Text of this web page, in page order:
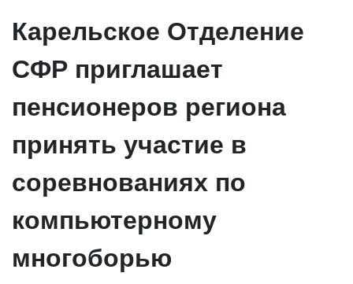
Карельское Отделение
СФР приглашает
пенсионеров региона
принять участие в
соревнованиях по
компьютерному
многоборью